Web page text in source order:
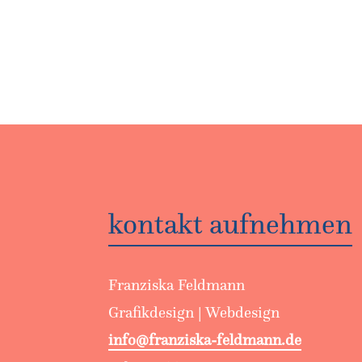
kontakt aufnehmen
Franziska Feldmann
Grafikdesign | Webdesign
info@franziska-feldmann.de